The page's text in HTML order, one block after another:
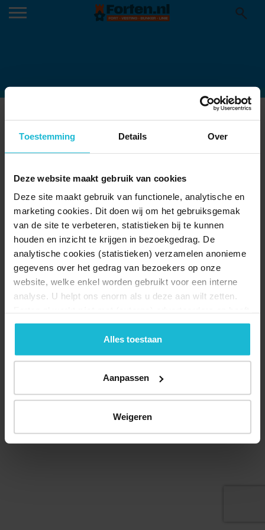
Toestemming Details Over
Deze website maakt gebruik van cookies
Deze site maakt gebruik van functionele, analytische en
marketing cookies. Dit doen wij om het gebruiksgemak
van de site te verbeteren, statistieken bij te kunnen
houden en inzicht te krijgen in bezoekgedrag. De
analytische cookies (statistieken) verzamelen anonieme
gegevens over het gedrag van bezoekers op onze
website, welke enkel worden gebruikt voor een interne
analyse. U helpt ons enorm als u deze aan wilt zetten.
geen commerciële doelstelling. U kunt deze cookies via
de knoppen accepteren, beheren of weigeren.
Alles toestaan
Aanpassen
Weigeren
© 2026 Stichting Forten Nederland
Over ons
Doneer nu Disclaimer
Contact
Forten.nl wordt ondersteund door de